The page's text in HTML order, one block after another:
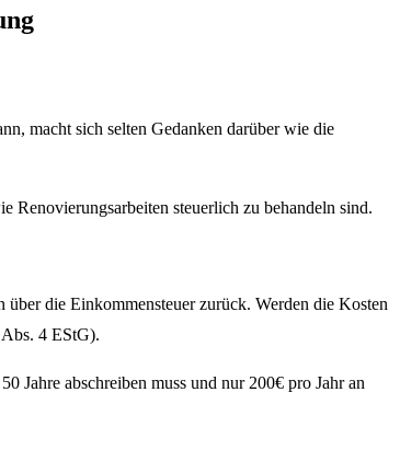
macht sich selten Gedanken darüber wie die
Renovierungsarbeiten steuerlich zu behandeln sind.
die Einkommensteuer zurück. Werden die Kosten
4 EStG).
Jahre abschreiben muss und nur 200€ pro Jahr an